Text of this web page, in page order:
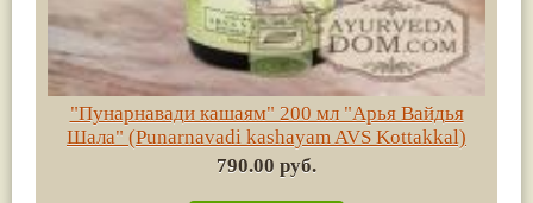
"Пунарнавади кашаям" 200 мл "Арья Вайдья
Шала" (Punarnavadi kashayam AVS Kottakkal)
790.00 руб.